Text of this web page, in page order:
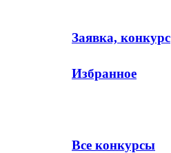
Заявка, конкурс
Избранное
Все конкурсы